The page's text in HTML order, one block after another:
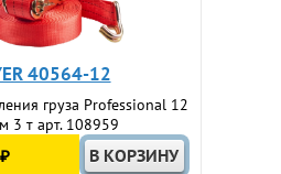
40564-12
груза Professional 12
3 т арт. 108959